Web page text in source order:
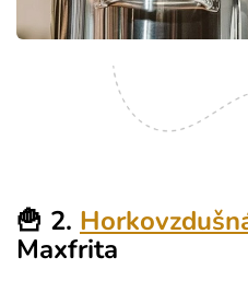
🍟 2.
Maxfrita